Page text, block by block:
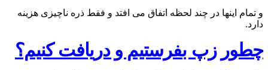
و تمام اینها در چند لحظه اتفاق می افتد و فقط ذره ناچیزی هزینه
دارد.
چطور زپ بفرستیم و دریافت کنیم؟